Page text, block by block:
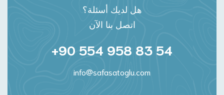
هل لديك أسئلة؟
اتصل بنا الآن
+90 554 958 83 54
info@safasatoglu.com